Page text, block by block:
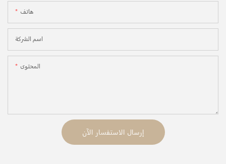
هاتف
اسم الشركة
المحتوى
إرسال الاستفسار الآن